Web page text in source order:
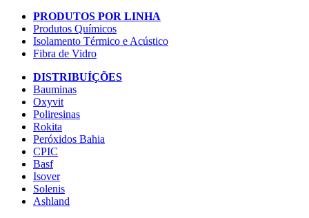
PRODUTOS POR LINHA
Produtos Químicos
Isolamento Térmico e Acústico
Fibra de Vidro
DISTRIBUÍÇÕES
Bauminas
Oxyvit
Poliresinas
Rokita
Peróxidos Bahia
CPIC
Basf
Isover
Solenis
Ashland